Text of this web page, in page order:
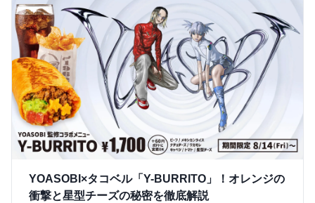
YOASOBI×タコベル「Y-BURRITO」！オレンジの
衝撃と星型チーズの秘密を徹底解説